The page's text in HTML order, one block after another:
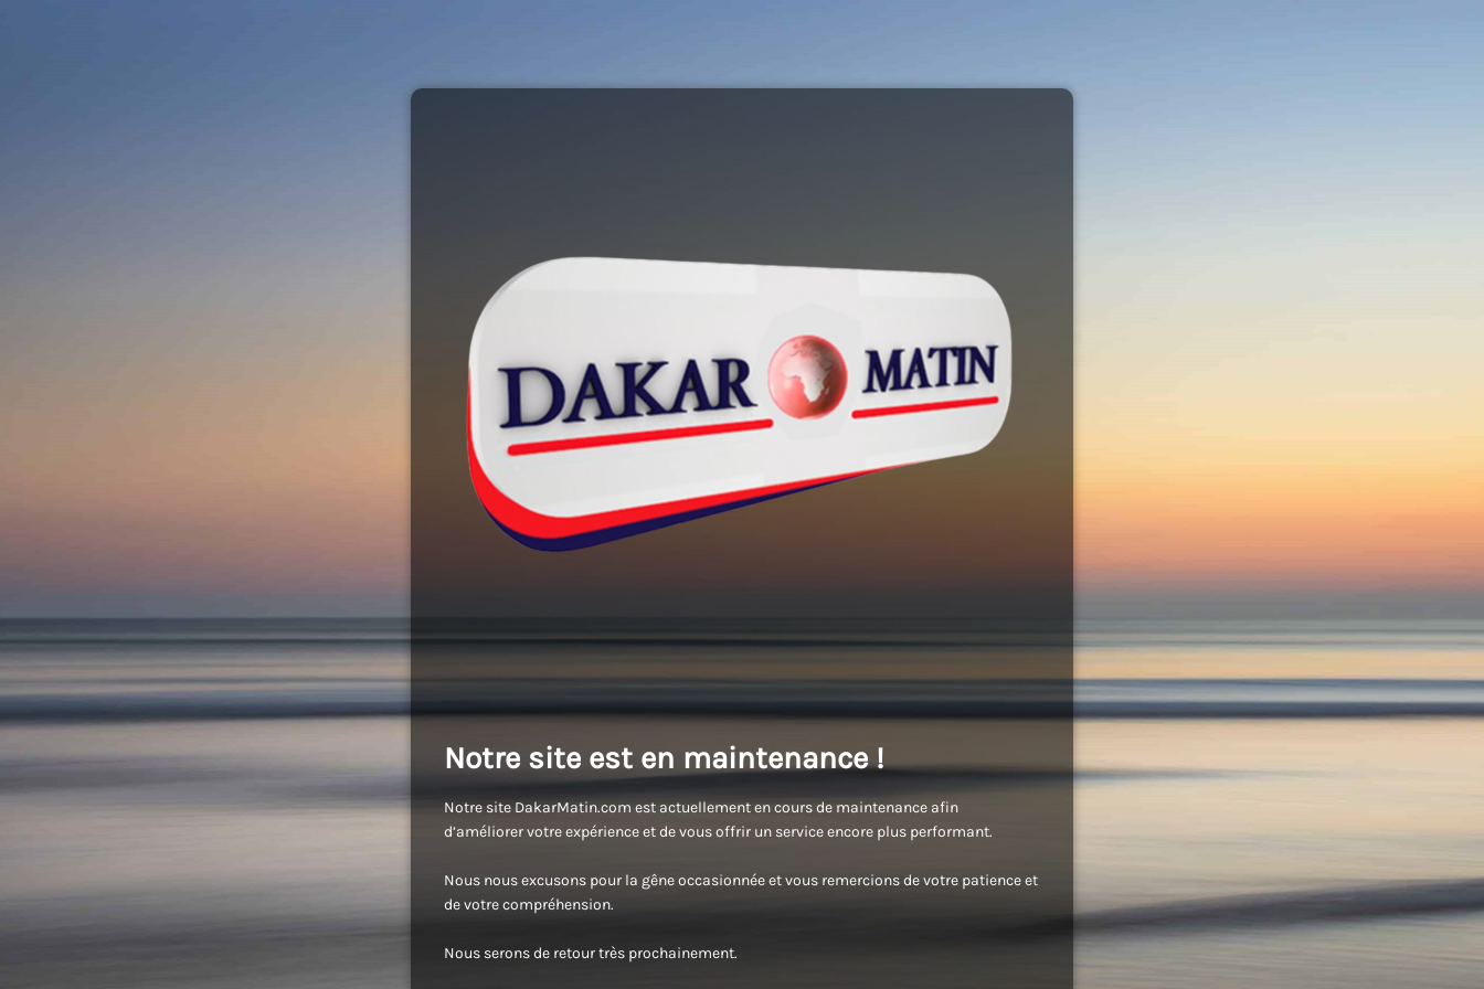
Notre site est en maintenance !
Notre site DakarMatin.com est actuellement en cours de maintenance afin
d’améliorer votre expérience et de vous offrir un service encore plus performant.
Nous nous excusons pour la gêne occasionnée et vous remercions de votre patience et
de votre compréhension.
Nous serons de retour très prochainement.